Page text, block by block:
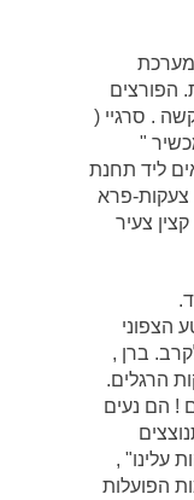
מערכת
הפורצים
. סרגיי (
"
ליד תחנת
צעקות-פרא
צעיר
הצפוני
ברן ,
הרגלים.
! הם נעים
עלינו" ,
הפועלות